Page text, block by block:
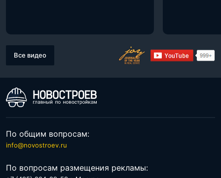
Все видео
По общим вопросам:
info@novostroev.ru
По вопросам размещения рекламы: